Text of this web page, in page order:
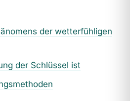
der wetterfühligen
der Schlüssel ist